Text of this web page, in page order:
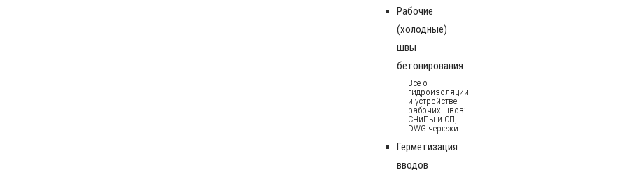
Рабочие
(холодные)
швы
бетонирования
Всё о
гидроизоляции
и устройстве
рабочих швов:
СНиПы и СП,
DWG чертежи
Герметизация
вводов